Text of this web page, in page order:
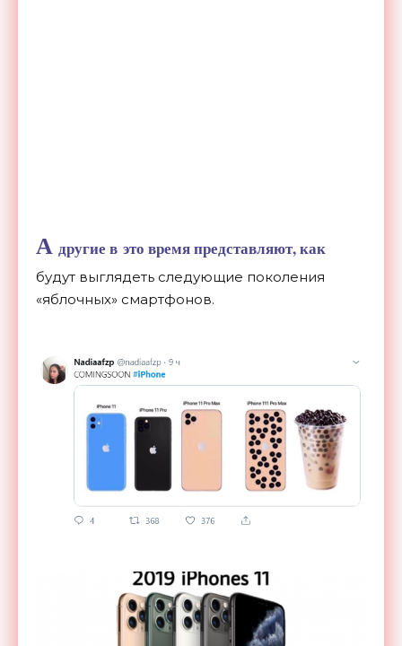
А другие в это время представляют, как
будут выглядеть следующие поколения
«яблочных» смартфонов.